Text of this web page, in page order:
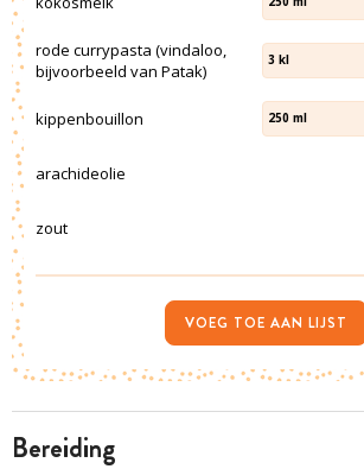
bereiding
rode currypasta (vindaloo,
bijvoorbeeld van Patak)
3 kl
kippenbouillon 250 ml
arachideolie
zout
VOEG TOE AAN LIJST